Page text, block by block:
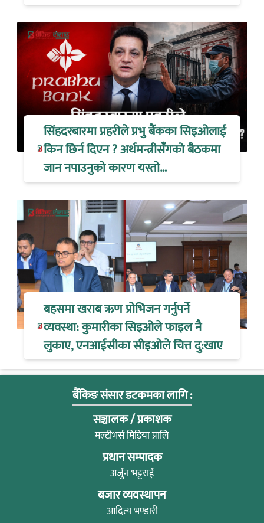
सिंहदरबारमा प्रहरीले प्रभु बैंकका सिइओलाई
किन छिर्न दिएन ? अर्थमन्त्रीसँगको बैठकमा
जान नपाउनुको कारण यस्तो…
बहसमा खराब ऋण प्रोभिजन गर्नुपर्ने
व्यवस्था: कुमारीका सिइओले फाइल नै
लुकाए, एनआईसीका सीइओले चित्त दु:खाए
बैंकिङ संसार डटकमका लागि :
सञ्चालक / प्रकाशक
मल्टीभर्स मिडिया प्रालि
प्रधान सम्पादक
अर्जुन भट्टराई
बजार व्यवस्थापन
आदित्य भण्डारी